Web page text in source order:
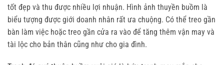
tốt đẹp và thu được nhiều lợi nhuận. Hình ảnh thuyền buồm là
biểu tượng được giới doanh nhân rất ưa chuộng. Có thể treo gần
bàn làm việc hoặc treo gần cửa ra vào để tăng thêm vận may và
tài lộc cho bản thân cũng như cho gia đình.